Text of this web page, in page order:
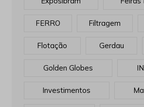
FERRO Filtragem
Flotação Gerdau
Golden Globes
Investimentos